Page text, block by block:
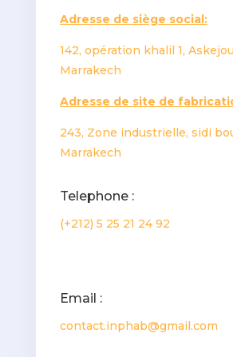
Adresse de siège social:
142, opération khalil 1,
Marrakech
Adresse de site de
243, Zone industrielle, sidi
Marrakech
Telephone :
(+212) 5 25 21 24 92
Email :
contact.inphab@gmail.com